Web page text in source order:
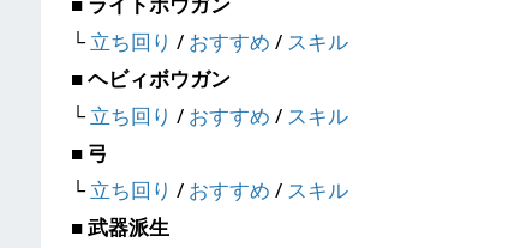
└立ち回り / おすすめ / スキル
■ ヘビィボウガン
└立ち回り / おすすめ / スキル
■ 弓
└立ち回り / おすすめ / スキル
■ 武器派生